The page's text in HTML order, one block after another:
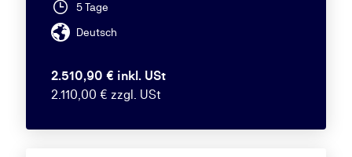
5 Tage
Deutsch
2.510,90 € inkl. USt
2.110,00 € zzgl. USt